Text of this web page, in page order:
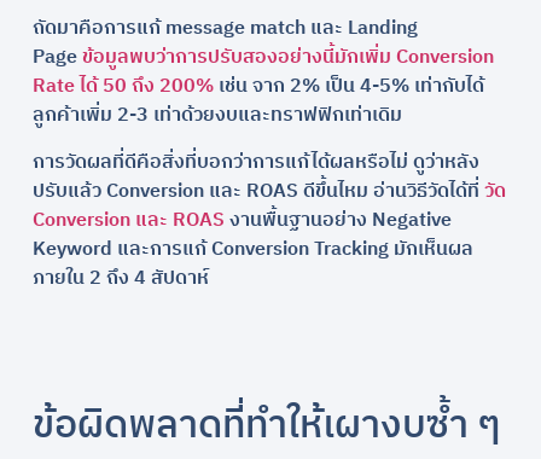
ถัดมาคือการแก้ message match และ Landing
Pageข้อมูลพบว่าการปรับสองอย่างนี้มักเพิ่ม Conversion
Rate ได้ 50 ถึง 200%เช่น จาก 2% เป็น 4-5% เท่ากับได้
ลูกค้าเพิ่ม 2-3 เท่าด้วยงบและทราฟฟิกเท่าเดิม
การวัดผลที่ดีคือสิ่งที่บอกว่าการแก้ได้ผลหรือไม่ ดูว่าหลัง
ปรับแล้ว Conversion และ ROAS ดีขึ้นไหม อ่านวิธีวัดได้ที่วัด
Conversion และ ROASงานพื้นฐานอย่าง Negative
Keyword และการแก้ Conversion Tracking มักเห็นผล
ภายใน 2 ถึง 4 สัปดาห์
ข้อผิดพลาดที่ทำให้เผางบซ้ำ ๆ